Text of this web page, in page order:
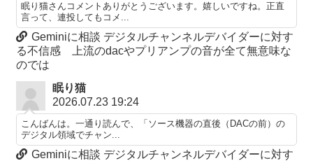
眠り猫さんコメントありがとうございます。嬉しいですね。正直
言って、連投してもコメ...
Geminiに相談 デジタルチャンネルデバイダーに対す
る不信感 上流のdacやプリアンプの音が全て無意味な
のでは
眠り猫
2026.07.23 19:24
こんばんは。一通り読んで、「ソース機器の直後（DACの前）の
デジタル領域でチャン...
Geminiに相談 デジタルチャンネルデバイダーに対す